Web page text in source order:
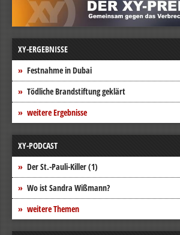
XY-ERGEBNISSE
Festnahme in Dubai
Tödliche Brandstiftung geklärt
weitere Ergebnisse
XY-PODCAST
Der St.-Pauli-Killer (1)
Wo ist Sandra Wißmann?
weitere Themen